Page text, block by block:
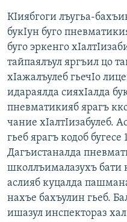
КIиябгоги лъугьа-
букIун буго
буго эркенго
тайпаялъул яргъил цо
хIажалъулеб гьечIо
идараялда сияхIалда
пневматикияб ярагъ
чание хIалтIизабулеб.
гьеб ярагъ кодоб
Дагъистаналда
школлъималазухъ бати
аслияб куцалда
нахъе бахъулин гьеб.
ишазул инспектораз